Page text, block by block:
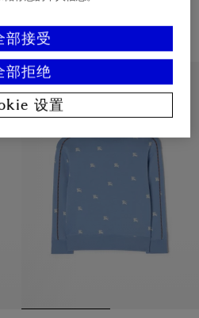
格纹装饰棉质拉链连帽衫,
4 – 14 岁
部拒绝
部接受
设置